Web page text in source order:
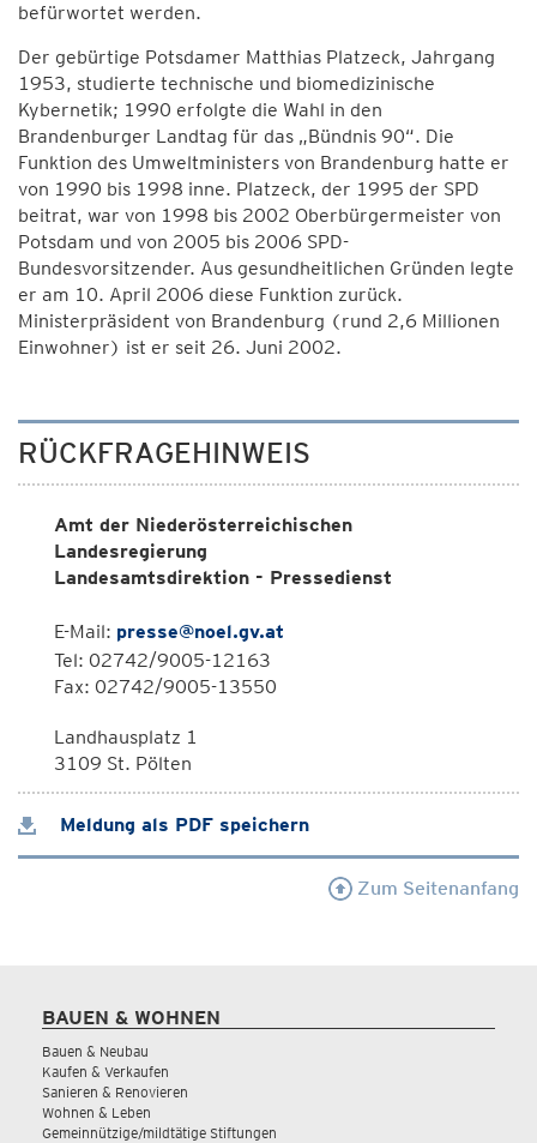
befürwortet werden.
Der gebürtige Potsdamer Matthias Platzeck, Jahrgang
1953, studierte technische und biomedizinische
Kybernetik; 1990 erfolgte die Wahl in den
Brandenburger Landtag für das „Bündnis 90“. Die
Funktion des Umweltministers von Brandenburg hatte er
von 1990 bis 1998 inne. Platzeck, der 1995 der SPD
beitrat, war von 1998 bis 2002 Oberbürgermeister von
Potsdam und von 2005 bis 2006 SPD-
Bundesvorsitzender. Aus gesundheitlichen Gründen legte
er am 10. April 2006 diese Funktion zurück.
Ministerpräsident von Brandenburg (rund 2,6 Millionen
Einwohner) ist er seit 26. Juni 2002.
RÜCKFRAGEHINWEIS
Amt der Niederösterreichischen
Landesregierung
Landesamtsdirektion - Pressedienst
E-Mail: presse@noel.gv.at
Tel: 02742/9005-12163
Fax: 02742/9005-13550
Landhausplatz 1
3109 St. Pölten
Meldung als PDF speichern
Zum Seitenanfang
BAUEN & WOHNEN
Bauen & Neubau
Kaufen & Verkaufen
Sanieren & Renovieren
Wohnen & Leben
Gemeinnützige/mildtätige Stiftungen